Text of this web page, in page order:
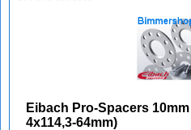
Eibach Pro-Spacers
4x114,3-64mm)